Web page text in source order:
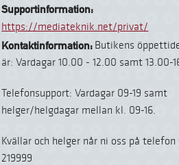
Supportinformation:
https://mediateknik.net/privat/
Kontaktinformation: Butikens
är: Vardagar 10.00 - 12.00 samt 13.00-
Telefonsupport: Vardagar 09-19 samt
helger/helgdagar mellan kl. 09-16.
Kvällar och helger når ni oss på
219999